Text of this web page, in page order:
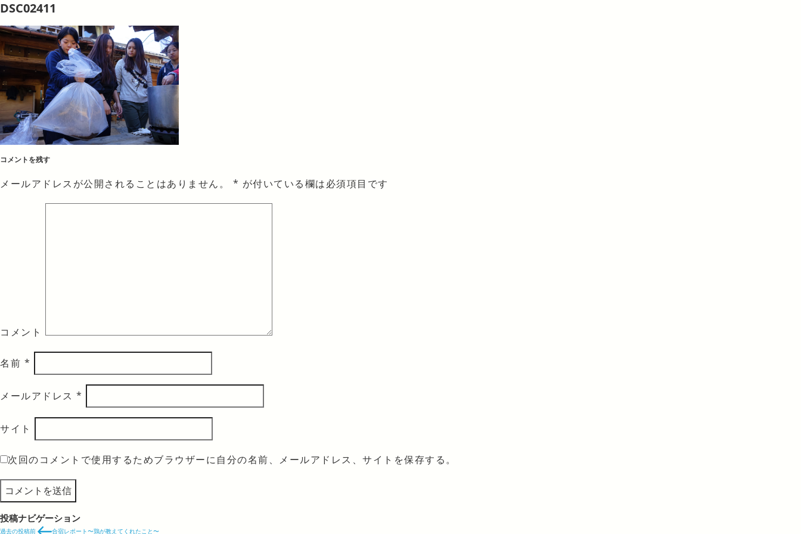
DSC02411
コメントを残す
メールアドレスが公開されることはありません。 * が付いている欄は必須項目です
コメント
名前 *
メールアドレス *
サイト
次回のコメントで使用するためブラウザーに自分の名前、メールアドレス、サイトを保存する。
投稿ナビゲーション
過去の投稿前 合宿レポート〜鶏が教えてくれたこと〜